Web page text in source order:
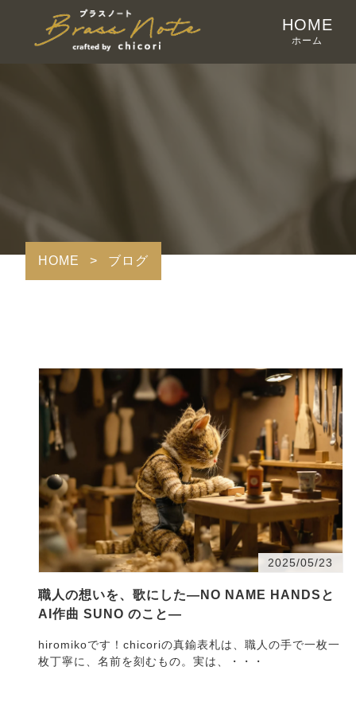
HOME
ホーム
HOME > ブログ
2025/05/23
職人の想いを、歌にした—NO NAME HANDSと
AI作曲 SUNO のこと—
hiromikoです！chicoriの真鍮表札は、職人の手で一枚一
枚丁寧に、名前を刻むもの。実は、・・・